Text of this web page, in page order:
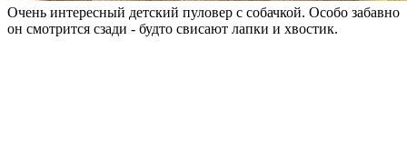
Очень интересный детский пуловер с собачкой. Особо забавно
он смотрится сзади - будто свисают лапки и хвостик.